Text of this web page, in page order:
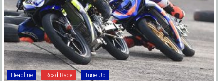
Headline Road Race Tune Up